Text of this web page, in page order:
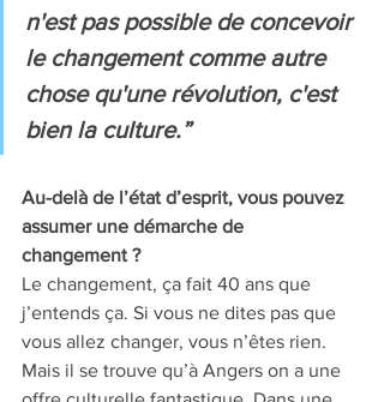
n'est pas possible de concevoir
le changement comme autre
chose qu'une révolution, c'est
bien la culture.”
Au-delà de l’état d’esprit, vous pouvez
assumer une démarche de
changement ?
Le changement, ça fait 40 ans que
j’entends ça. Si vous ne dites pas que
vous allez changer, vous n’êtes rien.
Mais il se trouve qu’à Angers on a une